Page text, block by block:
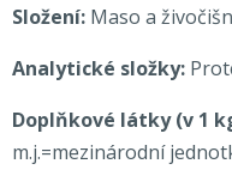
Složení: Maso a
Analytické složky:
Doplňkové látky (v 1
m.j.=mezinárodní